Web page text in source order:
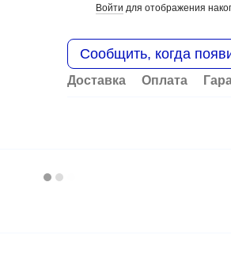
Войти для отображения
Сообщить, когда
Доставка Оплата